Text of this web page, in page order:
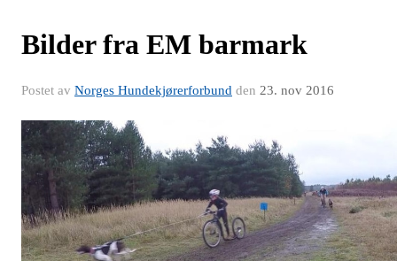
Bilder fra EM barmark
Postet av Norges Hundekjørerforbund den 23. nov 2016